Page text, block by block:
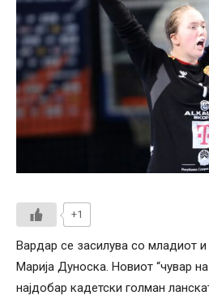
+1
Вардар се засилува со младиот и
Марија Дуноска. Новиот “чувар
најдобар кадетски голман